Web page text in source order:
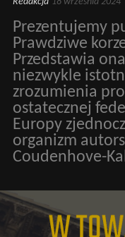
Prezentujemy
Prawdziwe
Przedstawia
niezwykle
zrozumienia
ostatecznej
Europy
organizm
Coudenhove-